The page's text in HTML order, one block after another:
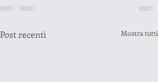
Post recenti Mostra tutti